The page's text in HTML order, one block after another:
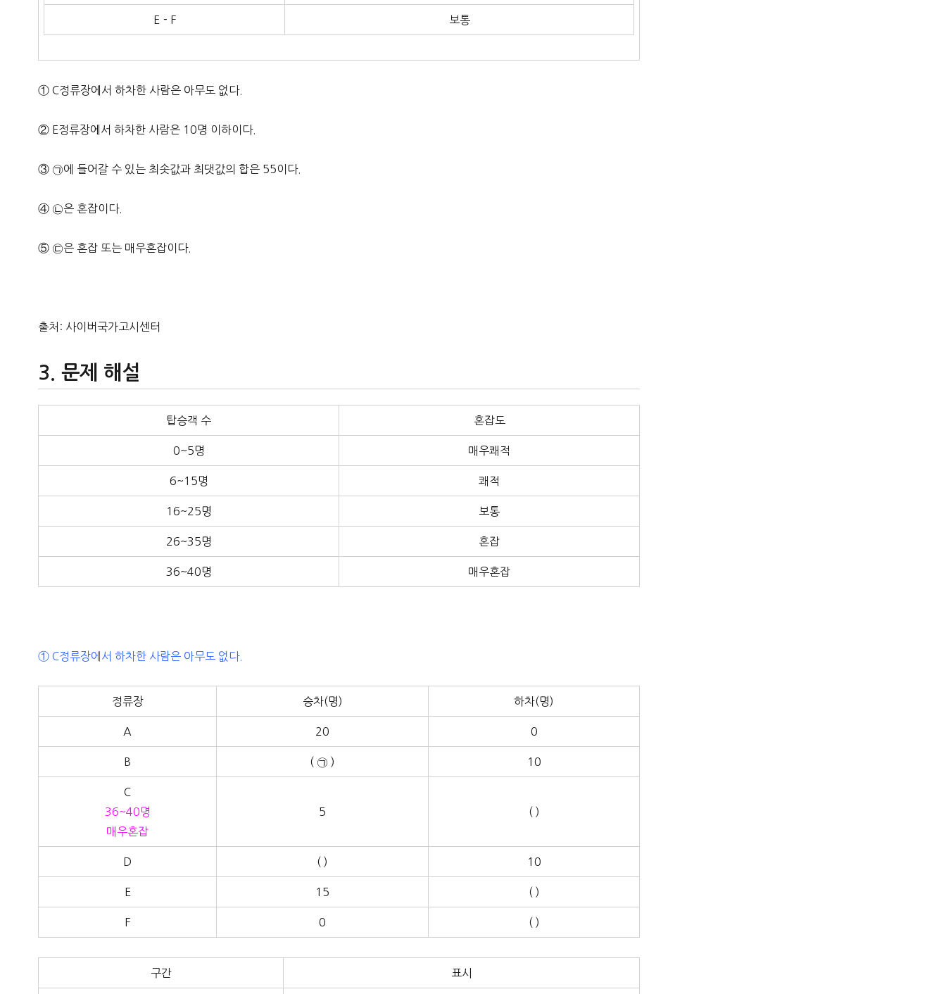
E－F 보통
① C정류장에서 하차한 사람은 아무도 없다.
② E정류장에서 하차한 사람은 10명 이하이다.
③ ㉠에 들어갈 수 있는 최솟값과 최댓값의 합은 55이다.
④ ㉡은 혼잡이다.
⑤ ㉢은 혼잡 또는 매우혼잡이다.
출처: 사이버국가고시센터
문제 해설
탑승객 수 혼잡도
0~5명 매우쾌적
6~15명 쾌적
16~25명 보통
26~35명 혼잡
36~40명 매우혼잡
① C정류장에서 하차한 사람은 아무도 없다.
정류장 승차(명) 하차(명)
A 20 0
B ( ㉠ ) 10
C
36~40명
매우혼잡
5 ( )
D ( ) 10
E 15 ( )
F 0 ( )
구간 표시